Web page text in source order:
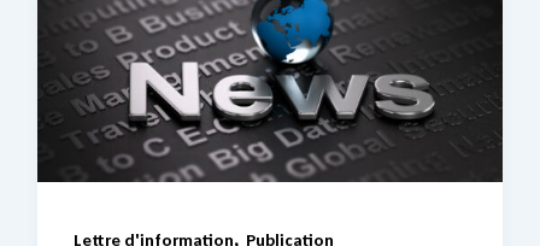
Lettre d'information, Publication